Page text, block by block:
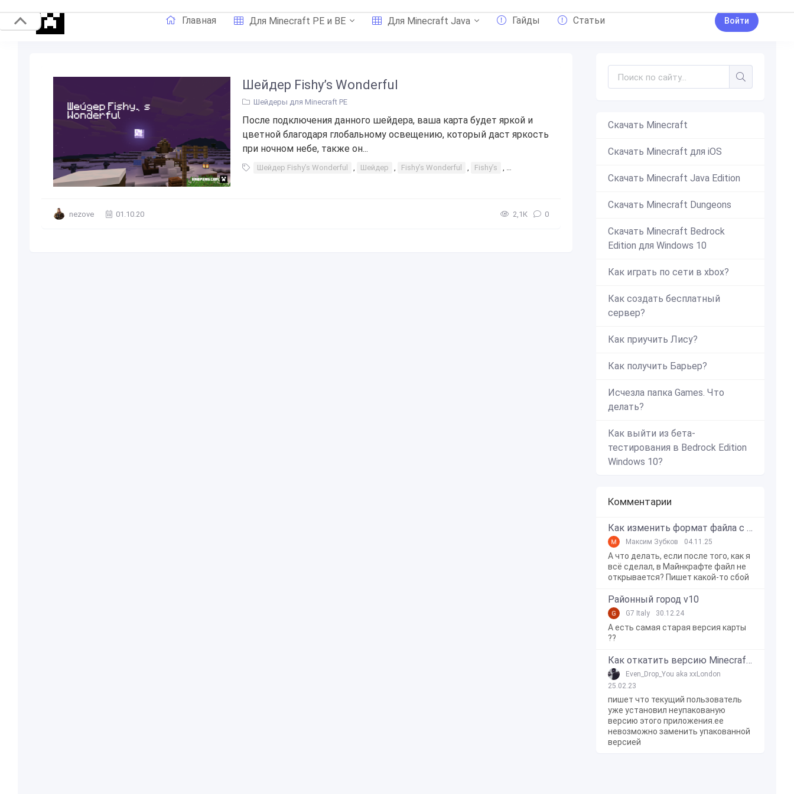
Главная Для Minecraft PE и BE Для Minecraft Java Гайды Статьи Войти
Шейдер Fishy’s Wonderful
Шейдеры для Minecraft PE
После подключения данного шейдера, ваша карта будет яркой и
цветной благодаря глобальному освещению, который даст яркость
при ночном небе, также он...
Шейдер Fishy’s Wonderful , Шейдер , Fishy’s Wonderful , Fishy’s , Wonderful
nezove 01.10.20 2,1К 0
Скачать Minecraft
Скачать Minecraft для iOS
Скачать Minecraft Java Edition
Скачать Minecraft Dungeons
Скачать Minecraft Bedrock
Edition для Windows 10
Как играть по сети в xbox?
Как создать бесплатный
сервер?
Как приучить Лису?
Как получить Барьер?
Исчезла папка Games. Что
делать?
Как выйти из бета-
тестирования в Bedrock Edition
Windows 10?
Комментарии
Как изменить формат файла с zip в mcworld?
Максим Зубков 04.11.25
А что делать, если после того, как я
всё сделал, в Майнкрафте файл не
открывается? Пишет какой-то сбой
Районный город v10
G7 Italy 30.12.24
А есть самая старая версия карты
??
Как откатить версию Minecraft Bedrock Edition на Windows 10?
Even_Drop_You aka xxLondon
25.02.23
пишет что текущий пользователь
уже установил неупакованую
версию этого приложения.ее
невозможно заменить упакованной
версией